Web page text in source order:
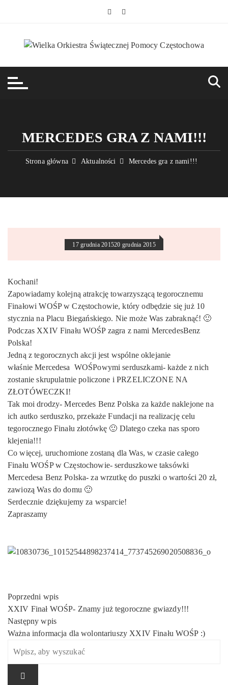
MERCEDES GRA Z NAMI!!!
Strona główna Aktualności Mercedes gra z nami!!!
17 grudnia 201520 grudnia 2015
Kochani!
Zapowiadamy kolejną atrakcję towarzyszącą tegorocznemu
Finałowi WOŚP w Częstochowie, który odbędzie się już 10
stycznia na Placu Biegańskiego. Nie może Was zabraknąć! 🙂
Podczas XXIV Finału WOŚP zagra z nami MercedesBenz
Polska!
Jedną z tegorocznych akcji jest wspólne oklejanie
właśnie Mercedesa WOŚPowymi serduszkami- każde z nich
zostanie skrupulatnie policzone i PRZELICZONE NA
ZŁOTÓWECZKI!
Tak moi drodzy- Mercedes Benz Polska za każde naklejone na
ich autko serduszko, przekaże Fundacji na realizację celu
tegorocznego Finału złotówkę 🙂 Dlatego czeka nas sporo
klejenia!!!
Co więcej, uruchomione zostaną dla Was, w czasie całego
Finału WOŚP w Częstochowie- serduszkowe taksówki
Mercedesa Benz Polska- za wrzutkę do puszki o wartości 20 zł,
zawiozą Was do domu 🙂
Serdecznie dziękujemy za wsparcie!
Zapraszamy
wpisu
Poprzedni wpis
XXIV Finał WOŚP- Znamy już tegoroczne gwiazdy!!!
Następny wpis
Ważna informacja dla wolontariuszy XXIV Finału WOŚP :)